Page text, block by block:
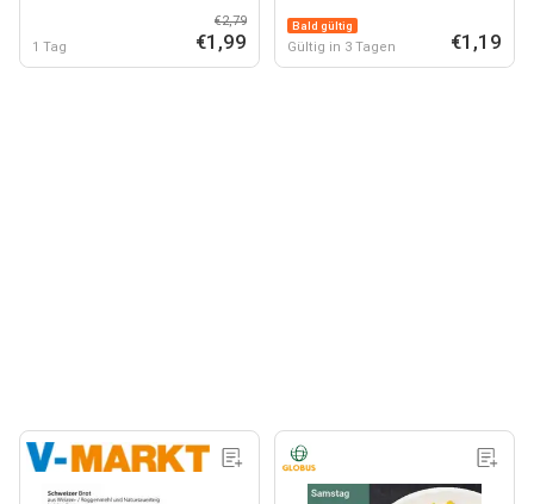
1 Tag
€2,79
€1,99
Bald gültig
Gültig in 3 Tagen €1,19